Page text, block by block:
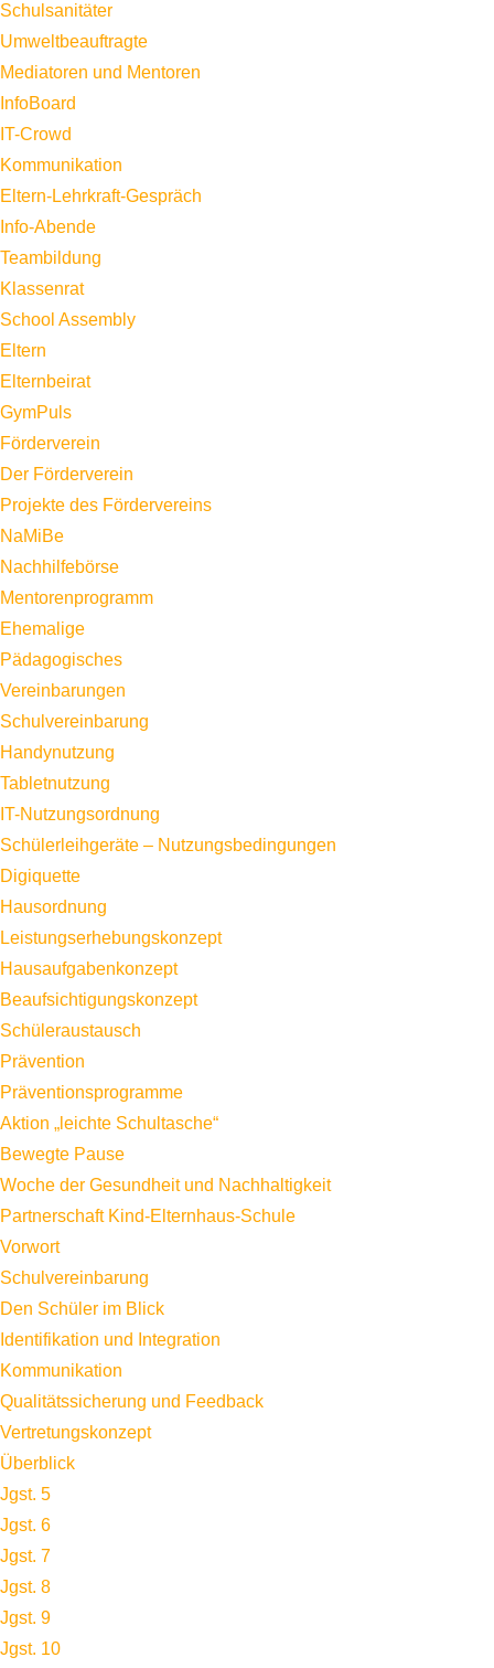
Schulsanitäter
Umweltbeauftragte
Mediatoren und Mentoren
InfoBoard
IT-Crowd
Kommunikation
Eltern-Lehrkraft-Gespräch
Info-Abende
Teambildung
Klassenrat
School Assembly
Eltern
Elternbeirat
GymPuls
Förderverein
Der Förderverein
Projekte des Fördervereins
NaMiBe
Nachhilfebörse
Mentorenprogramm
Ehemalige
Pädagogisches
Vereinbarungen
Schulvereinbarung
Handynutzung
Tabletnutzung
IT-Nutzungsordnung
Schülerleihgeräte – Nutzungsbedingungen
Digiquette
Hausordnung
Leistungserhebungskonzept
Hausaufgabenkonzept
Beaufsichtigungskonzept
Schüleraustausch
Prävention
Präventionsprogramme
Aktion „leichte Schultasche“
Bewegte Pause
Woche der Gesundheit und Nachhaltigkeit
Partnerschaft Kind-Elternhaus-Schule
Vorwort
Schulvereinbarung
Den Schüler im Blick
Identifikation und Integration
Kommunikation
Qualitätssicherung und Feedback
Vertretungskonzept
Überblick
Jgst. 5
Jgst. 6
Jgst. 7
Jgst. 8
Jgst. 9
Jgst. 10